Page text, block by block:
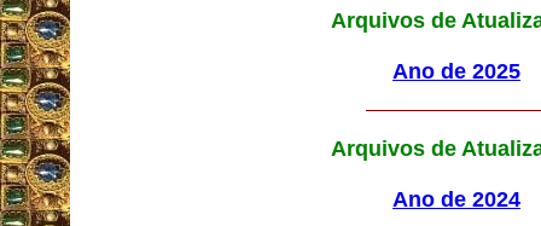
Arquivos de
Ano de 2025
Arquivos de
Ano de 2024